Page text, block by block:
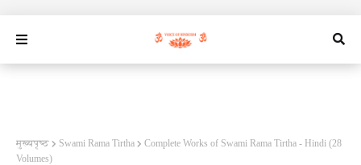
मुख्यपृष्ठ Swami Rama Tirtha
Complete Works of Swami Rama Tirtha - Hindi (28
Volumes)